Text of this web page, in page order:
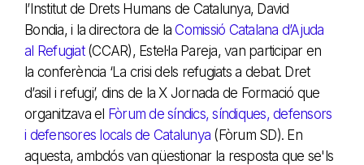
l’Institut de Drets Humans de Catalunya, David
Bondia, i la directora de laComissió Catalana d’Ajuda
al Refugiat (CCAR), Estel·la Pareja, van participar en
la conferència ‘La crisi dels refugiats a debat. Dret
d’asil i refugi’, dins de la X Jornada de Formació que
organitzava el Fòrum de síndics, síndiques, defensors
i defensores locals de Catalunya (Fòrum SD). En
aquesta, ambdós van qüestionar la resposta que se'ls